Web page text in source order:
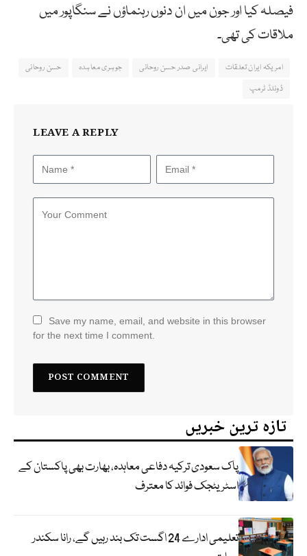
فیصلہ کیا اور جون میں ان دنوں رہنماؤں نے سنگاپور میں
ملاقات کی تھی۔
امریکہ ایران تعلقات ایرانی صدر حسن روحانی جوہری معاہدہ
حسن روحانی
ڈونلڈ ٹرمپ
LEAVE A REPLY
Save my name, email, and website in this browser
for the next time I comment.
تازہ ترین خبریں
پاک سعودی ترکیہ دفاعی معاہدہ، بھارت بھی پاکستان کے
اسٹریٹجک فوائد کا معترف
تعلیمی ادارے 24 اگست تک بند رہیں گے، رانا سکندر